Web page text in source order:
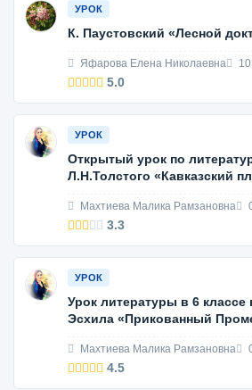
УРОК
К. Паустовский «Лесной
Яфарова Елена Николаевна
5.0
УРОК
Открытый урок по
Л.Н.Толстого «Кавказский
Махтиева Малика Рамзановна
3.3
УРОК
Урок литературы в 6 классе
Эсхила «Прикованный
Махтиева Малика Рамзановна
4.5